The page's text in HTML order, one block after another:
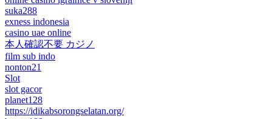
suka288
exness indonesia
casino uae online
本人確認不要 カジノ
film sub indo
nonton21
Slot
slot gacor
planet128
https://idikabsorongselatan.org/